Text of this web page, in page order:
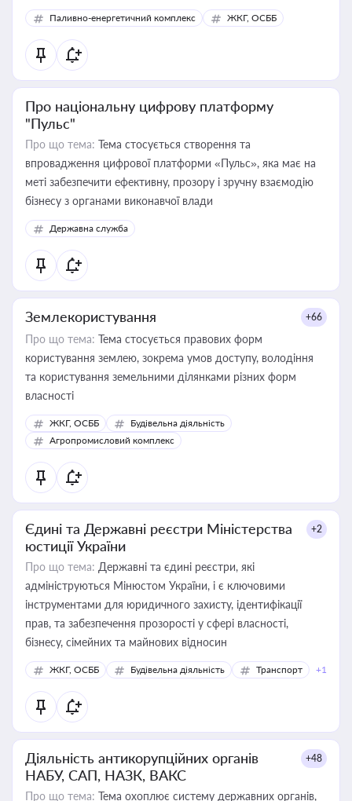
Паливно-енергетичний комплекс ЖКГ, ОСББ
Про національну цифрову платформу
"Пульс"
Про що тема: Тема стосується створення та
впровадження цифрової платформи «Пульс», яка має на
меті забезпечити ефективну, прозору і зручну взаємодію
бізнесу з органами виконавчої влади
Державна служба
Землекористування +66
Про що тема: Тема стосується правових форм
користування землею, зокрема умов доступу, володіння
та користування земельними ділянками різних форм
власності
ЖКГ, ОСББ
Будівельна діяльність
Агропромисловий комплекс
Єдині та Державні реєстри Міністерства
юстиції України
+2
Про що тема: Державні та єдині реєстри, які
адмініструються Мінюстом України, і є ключовими
інструментами для юридичного захисту, ідентифікації
прав, та забезпечення прозорості у сфері власності,
бізнесу, сімейних та майнових відносин
ЖКГ, ОСББ Будівельна діяльність Транспорт +1
Діяльність антикорупційних органів
НАБУ, САП, НАЗК, ВАКС
+48
Про що тема: Тема охоплює систему державних органів,